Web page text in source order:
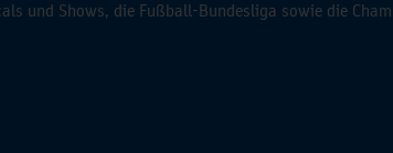
und Shows, die Fußball-Bundesliga sowie die